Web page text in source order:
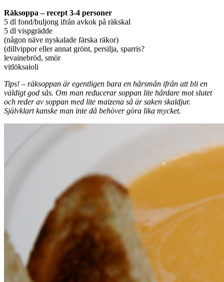
Räksoppa – recept 3-4 personer
5 dl fond/buljong ifrån avkok på räkskal
5 dl vispgrädde
(någon näve nyskalade färska räkor)
(dillvippor eller annat grönt, persilja, sparris?
levainebröd, smör
vitlöksaioli
Tips! – räksoppan är egentligen bara en hårsmån ifrån att bli en
väldigt god sås. Om man reducerar soppan lite hårdare mot slutet
och reder av soppan med lite maizena så är saken skaldjur.
Självklart kanske man inte då behöver göra lika mycket.